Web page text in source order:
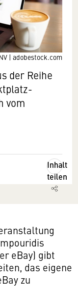
| adobestock.com
der Reihe
vom
Inhalt
teilen
eBay) gibt
das eigene
zu